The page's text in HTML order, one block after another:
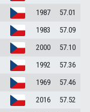
1987
57.01
1983
57.09
2000
57.10
1992
57.36
1969
57.46
2016
57.52